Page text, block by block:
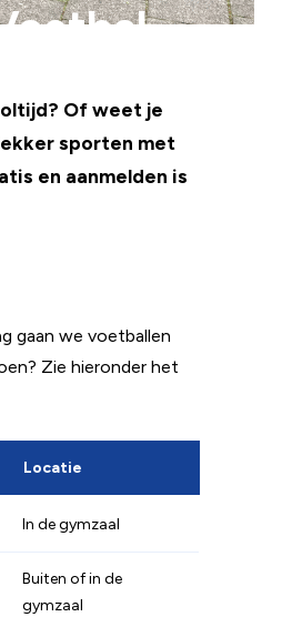
Of weet je
sporten met
en aanmelden is
gaan we voetballen
Zie hieronder het
Locatie
In de gymzaal
Buiten of in de
gymzaal